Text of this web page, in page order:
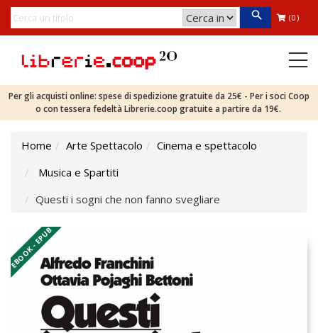
(0)
Per gli acquisti online: spese di spedizione gratuite da 25€ - Per i soci Coop
o con tessera fedeltà Librerie.coop gratuite a partire da 19€.
Home Arte Spettacolo
Cinema e spettacolo
Musica e Spartiti
Questi i sogni che non fanno svegliare
EBOOK - EPUB